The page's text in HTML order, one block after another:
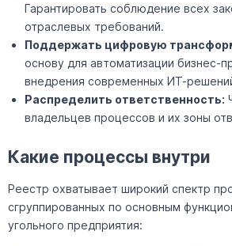
Гарантировать соблюдение всех
отраслевых требований.
Поддержать цифровую
основу для автоматизации бизнес-
внедрения современных ИТ-
Распределить ответственность:
владельцев процессов и их зоны
Какие процессы внутри
Реестр охватывает широкий спектр
сгруппированных по основным
угольного предприятия: